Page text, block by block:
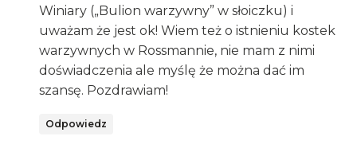
Winiary („Bulion warzywny” w słoiczku) i
uważam że jest ok! Wiem też o istnieniu kostek
warzywnych w Rossmannie, nie mam z nimi
doświadczenia ale myślę że można dać im
szansę. Pozdrawiam!
Odpowiedz